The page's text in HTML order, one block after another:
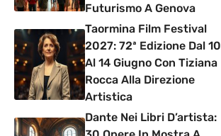
Futurismo A Genova
Taormina Film Festival
2027: 72ª Edizione Dal 10
Al 14 Giugno Con Tiziana
Rocca Alla Direzione
Artistica
Dante Nei Libri D’artista: